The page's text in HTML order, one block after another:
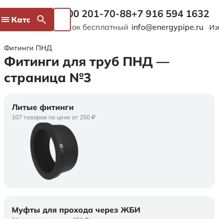
Каталог 8 800 201-70-88
Звонок бесплатный
+7 916 594 1632
info@energypipe.ru
Фитинги ПНД
Фитинги для труб ПНД —
страница №3
Литые фитинги
107 товаров по цене от 250 ₽
Муфты для прохода через ЖБИ